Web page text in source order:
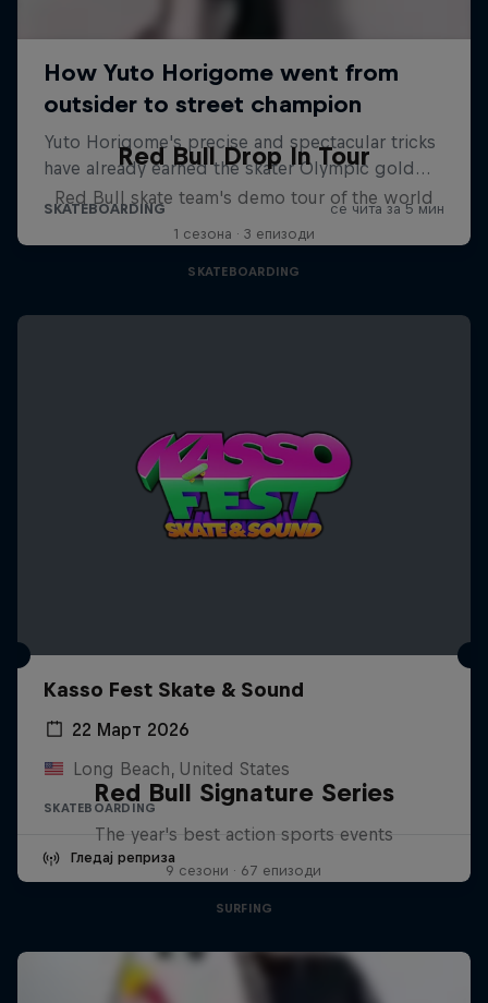
Red Bull Drop In Tour
Red Bull skate team's demo tour of the world
1 сезона · 3 епизоди
SKATEBOARDING
Kasso Fest Skate & Sound
22 Март 2026
Long Beach, United States
SKATEBOARDING
Гледај реприза
Red Bull Signature Series
The year's best action sports events
9 сезони · 67 епизоди
SURFING